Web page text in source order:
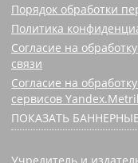
Порядок обработки
Политика
Согласие на
связи
Согласие на
сервисов
ПОКАЗАТЬ